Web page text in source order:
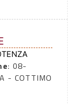
: 08-
- COTTIMO